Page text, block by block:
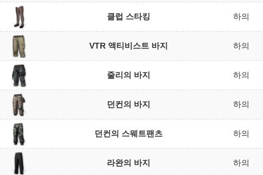
클럽 스타킹 하의
VTR 액티비스트 바지 하의
줄리의 바지 하의
던컨의 바지 하의
던컨의 스웨트팬츠 하의
라완의 바지 하의